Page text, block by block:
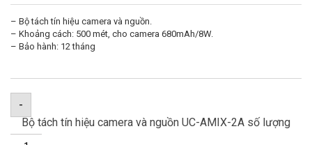
– Bộ tách tín hiệu camera và nguồn.
– Khoảng cách: 500 mét, cho camera 680mAh/8W.
– Bảo hành: 12 tháng
-
Bộ tách tín hiệu camera và nguồn UC-AMIX-2A số lượng